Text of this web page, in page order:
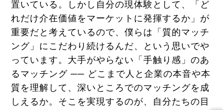
置いている。しかし自分の現体験として、「ど
れだけ介在価値をマーケットに発揮するか」が
重要だと考えているので、僕らは「質的マッチ
ング」にこだわり続けるんだ、という思いでや
っています。大手がやらない「手触り感」のあ
るマッチング ── どこまで人と企業の本音や本
質を理解して、深いところでのマッチングを成
しえるか。そこを実現するのが、自分たちの目